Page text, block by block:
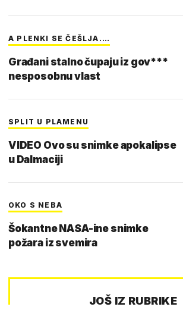
A PLENKI SE ČEŠLJA.…
Građani stalno čupaju iz gov***
nesposobnu vlast
SPLIT U PLAMENU
VIDEO Ovo su snimke apokalipse
u Dalmaciji
OKO S NEBA
Šokantne NASA-ine snimke
požara iz svemira
JOŠ IZ RUBRIKE